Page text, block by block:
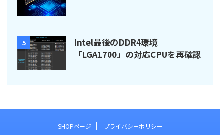
5
Intel最後のDDR4環境
「LGA1700」の対応CPUを再確認
SHOPページ プライバシーポリシー